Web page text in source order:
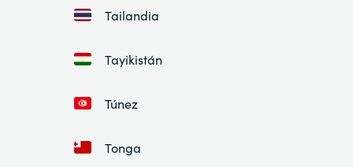
Tailandia
Tayikistán
Túnez
Tonga